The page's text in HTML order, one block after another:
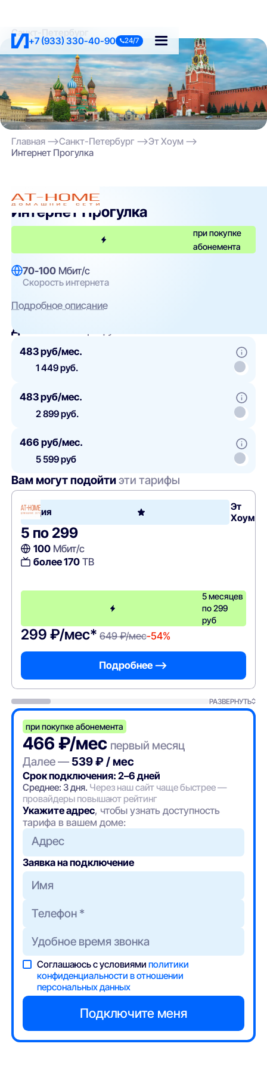
+7 (933) 330-40-90 24/7
Санкт-Петербург
Главная Санкт-Петербург
Эт Хоум
Интернет Прогулка
Эт Хоум
Интернет Прогулка
при покупке
абонемента
70-100 Мбит/с
Скорость интернета
Подробное описание
Добавить
483 руб/мес.
1 449 руб.
483 руб/мес.
2 899 руб.
466 руб/мес.
5 599 руб
Вам могут подойтиэти тарифы
Акция
Эт
Хоум
5 по 299
100Мбит/с
более 170ТВ
5 месяцев
по 299
руб
299 ₽/мес* 649 ₽/мес-54%
Подробнее —>
РАЗВЕРНУТЬ
при покупке абонемента
466 ₽/мес первый месяц
Далее — 539 ₽ / мес
Срок подключения: 2–6 дней
Среднее: 3 дня. Через наш сайт чаще быстрее —
провайдеры повышают рейтинг
Укажите адрес, чтобы узнать доступность
тарифа в вашем доме:
Адрес
Заявка на подключение
Соглашаюсь с условиямиполитики
конфиденциальности в отношении
персональных данных